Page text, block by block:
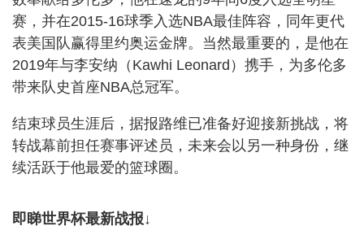
赛，并在2015-16球季入选NBA最佳阵容，同年更代
表美国队赢得里约奥运金牌。当然最重要的，是他在
2019年与李安纳（Kawhi Leonard）携手，为多伦多
带来队史首座NBA总冠军。
结束球员生涯后，据报路维已准备好迎接新挑战，将
转战幕前担任赛事评述员，未来会以另一种身份，继
续活跃于他最爱的篮球圈。
即睇世界杯最新战报↓